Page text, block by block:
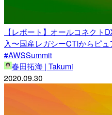
【レポート】オールコネクト
入〜国産レガシーCTIからピ
#AWSSummit
春田拓海 | Takumi
2020.09.30